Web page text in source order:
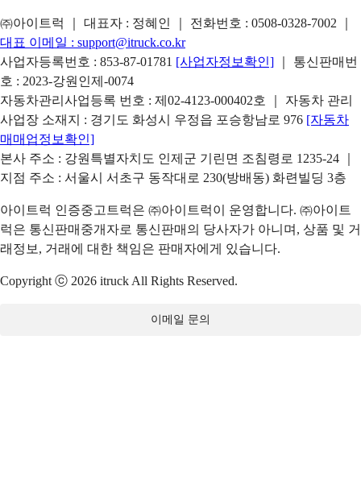
㈜아이트럭 ｜ 대표자 : 정혜인 ｜ 전화번호 : 0508-0328-7002
대표 이메일 : support@itruck.co.kr
사업자등록번호 : 853-87-01781 [사업자정보확인]
｜ 통신판매번
호 : 2023-강원인제-0074
자동차관리사업등록 번호 : 제02-4123-000402호 ｜ 자동차 관리
사업장 소재지 : 경기도 화성시 우정읍 포승항남로 976 [자동차
매매업정보확인]
본사 주소 : 강원특별자치도 인제군 기린면 조침령로 1235-24 ｜
지점 주소 : 서울시 서초구 동작대로 230(방배동) 화련빌딩 3층
아이트럭 인증중고트럭은 ㈜아이트럭이 운영합니다. ㈜아이트
럭은 통신판매중개자로 통신판매의 당사자가 아니며, 상품 및 거
래정보, 거래에 대한 책임은 판매자에게 있습니다.
Copyright ⓒ 2026 itruck All Rights Reserved.
이메일 문의